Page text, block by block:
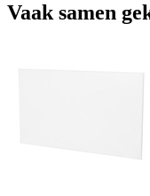
Vaak samen